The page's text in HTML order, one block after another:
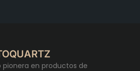
pionera en productos de